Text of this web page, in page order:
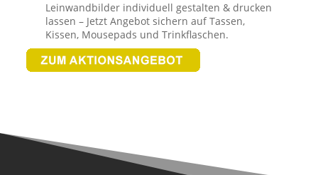
Leinwandbilder individuell gestalten & drucken
lassen – Jetzt Angebot sichern auf Tassen,
Kissen, Mousepads und Trinkflaschen.